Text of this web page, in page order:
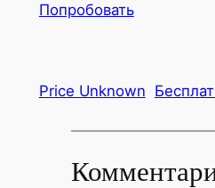
Попробовать
Price Unknown